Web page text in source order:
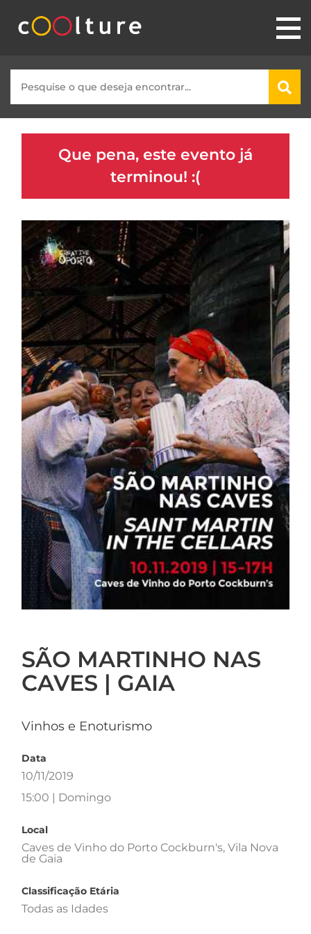
Que pena, este evento já
terminou! :(
SÃO MARTINHO NAS
CAVES | GAIA
Vinhos e Enoturismo
Data
10/11/2019
15:00 | Domingo
Local
Caves de Vinho do Porto Cockburn's, Vila Nova
de Gaia
Classificação Etária
Todas as Idades